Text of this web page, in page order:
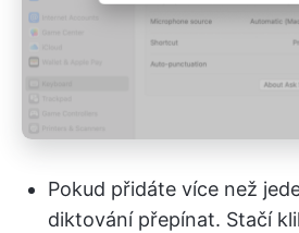
Pokud přidáte více než
diktování přepínat. Stačí